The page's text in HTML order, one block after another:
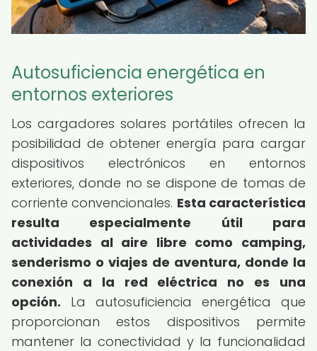
Autosuficiencia energética en
entornos exteriores
Los cargadores solares portátiles ofrecen la
posibilidad de obtener energía para cargar
dispositivos electrónicos en entornos
exteriores, donde no se dispone de tomas de
corriente convencionales. Esta característica
resulta especialmente útil para
actividades al aire libre como camping,
senderismo o viajes de aventura, donde la
conexión a la red eléctrica no es una
opción. La autosuficiencia energética que
proporcionan estos dispositivos permite
mantener la conectividad y la funcionalidad